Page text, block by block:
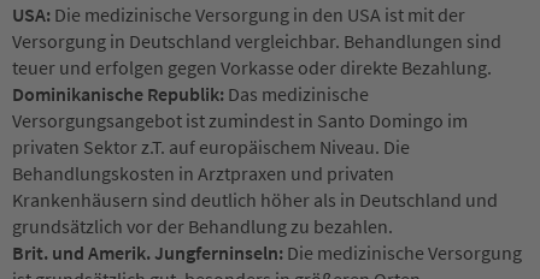
USA: Die medizinische Versorgung in den USA ist mit der
Versorgung in Deutschland vergleichbar. Behandlungen sind
teuer und erfolgen gegen Vorkasse oder direkte Bezahlung.
Dominikanische Republik: Das medizinische
Versorgungsangebot ist zumindest in Santo Domingo im
privaten Sektor z.T. auf europäischem Niveau. Die
Behandlungskosten in Arztpraxen und privaten
Krankenhäusern sind deutlich höher als in Deutschland und
grundsätzlich vor der Behandlung zu bezahlen.
Brit. und Amerik. Jungferninseln: Die medizinische Versorgung